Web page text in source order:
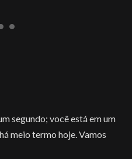
segundo; você está em um
meio termo hoje. Vamos